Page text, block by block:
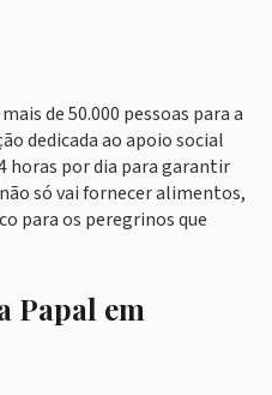
de 50.000 pessoas para a
dedicada ao apoio social
horas por dia para garantir
só vai fornecer alimentos,
para os peregrinos que
Papal em